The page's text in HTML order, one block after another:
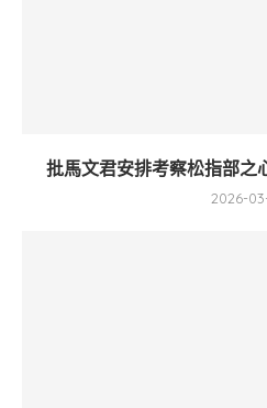
批馬文君安排考察松指部
2026-